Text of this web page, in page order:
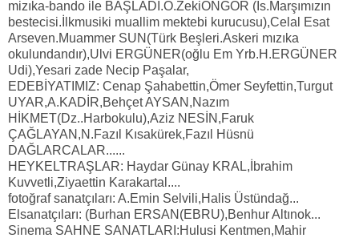
mizıka-bando ile BAŞLADI.O.ZekiÖNGÖR (İs.Marşımızın
bestecisi.İlkmusiki muallim mektebi kurucusu),Celal Esat
Arseven.Muammer SUN(Türk Beşleri.Askeri mızıka
okulundandır),Ulvi ERGÜNER(oğlu Em Yrb.H.ERGÜNER
Udi),Yesari zade Necip Paşalar,
EDEBİYATIMIZ: Cenap Şahabettin,Ömer Seyfettin,Turgut
UYAR,A.KADİR,Behçet AYSAN,Nazım
HİKMET(Dz..Harbokulu),Aziz NESİN,Faruk
ÇAĞLAYAN,N.Fazıl Kısakürek,Fazıl Hüsnü
DAĞLARCALAR......
HEYKELTRAŞLAR: Haydar Günay KRAL,İbrahim
Kuvvetli,Ziyaettin Karakartal....
fotoğraf sanatçıları: A.Emin Selvili,Halis Üstündağ...
Elsanatçıları: (Burhan ERSAN(EBRU),Benhur Altınok...
Sinema SAHNE SANATLARI:Hulusi Kentmen,Mahir